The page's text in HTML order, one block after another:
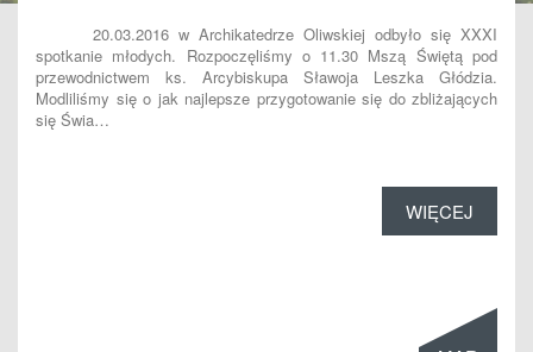
20.03.2016 w Archikatedrze Oliwskiej odbyło się XXXI
spotkanie młodych. Rozpoczęliśmy o 11.30 Mszą Świętą pod
przewodnictwem ks. Arcybiskupa Sławoja Leszka Głódzia.
Modliliśmy się o jak najlepsze przygotowanie się do zbliżających
się Świa…
WIĘCEJ